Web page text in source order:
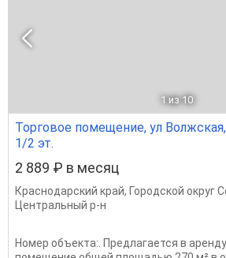
1 из 10
Торговое помещение, ул
1/2 эт.
2 889 ₽ в месяц
Краснодарский край, Городской округ
Центральный р-н
Номер объекта:. Предлагается в